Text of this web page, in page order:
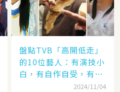
盤點TVB「高開低走」
的10位藝人：有演技小
白，有自作自受，有遭
封殺，一手好牌打稀爛
2024/11/04